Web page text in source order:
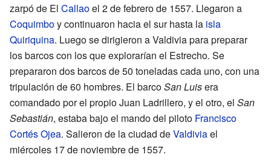
zarpó de El Callaoel 2 de febrero de 1557. Llegaron a
Coquimboy continuaron hacia el sur hasta la isla
Quiriquina. Luego se dirigieron a Valdivia para preparar
los barcos con los que explorarían el Estrecho. Se
prepararon dos barcos de 50 toneladas cada uno, con una
tripulación de 60 hombres. El barcoSan Luisera
comandado por el propio Juan Ladrillero, y el otro, el San
Sebastián, estaba bajo el mando del piloto Francisco
Cortés Ojea. Salieron de la ciudad deValdiviael
miércoles 17 de noviembre de 1557.